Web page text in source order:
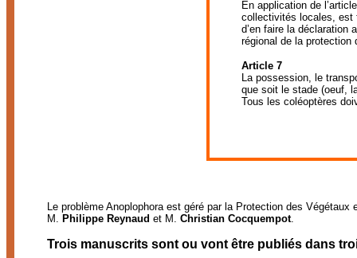
En application de
collectivités locales, est
d’en faire la déclaration
régional de la protection
Article 7
La possession, le
que soit le stade (oeuf,
Tous les coléoptères
Le problème Anoplophora est géré par la Protection des
M. Philippe Reynaud et M. Christian Cocquempot.
Trois manuscrits sont ou vont être publiés dans